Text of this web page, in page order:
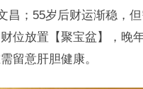
昌；55岁后财运渐稳，
位放置【聚宝盆】，晚
留意肝胆健康。